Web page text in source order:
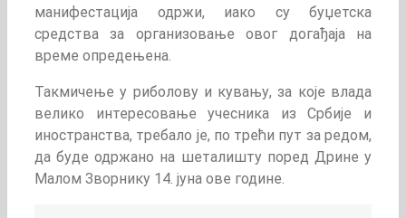
манифестација одржи, иако су буџетска
средства за организовање овог догађаја на
време опредењена.
Такмичење у риболову и кувању, за које влада
велико интересовање учесника из Србије и
иностранства, требало је, по трећи пут за редом,
да буде одржано на шеталишту поред Дрине у
Малом Зворнику 14. јуна ове године.